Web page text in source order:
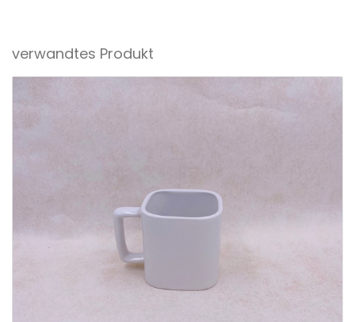
verwandtes Produkt